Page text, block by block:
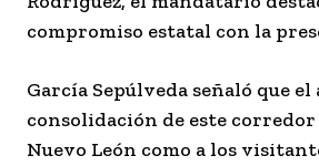
compromiso estatal con la
García Sepúlveda señaló que
consolidación de este
Nuevo León como a los